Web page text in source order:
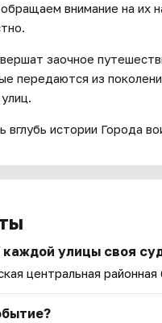
внимание на их
заочное
передаются из
вглубь истории Города
улицы своя
центральная районная